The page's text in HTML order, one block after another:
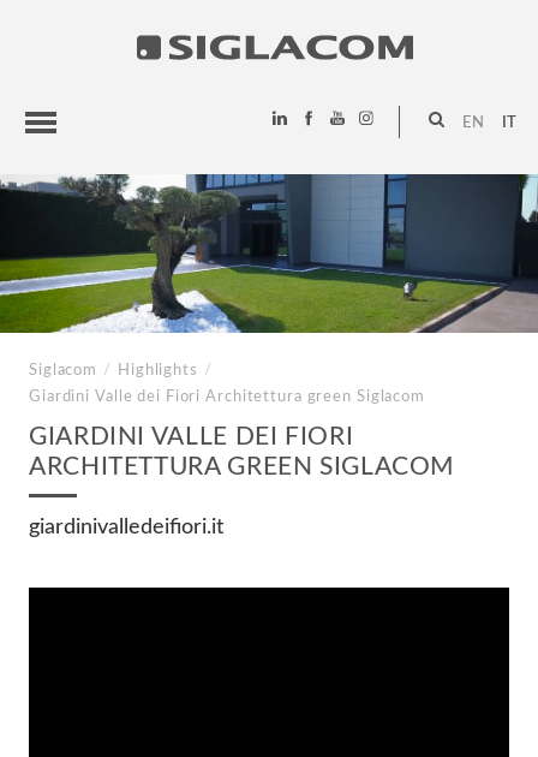
EN
HIGHLIGHTS
SIGLACOM
Siglacom / Highlights
/
Giardini Valle dei Fiori Architettura green Siglacom
GIARDINI VALLE DEI FIORI
ARCHITETTURA GREEN SIGLACOM
giardinivalledeifiori.it